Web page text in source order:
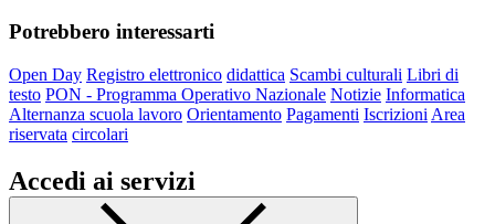
Potrebbero interessarti
Open Day Registro elettronico didattica Scambi culturali Libri di
testo PON - Programma Operativo Nazionale Notizie Informatica
Alternanza scuola lavoro Orientamento Pagamenti Iscrizioni Area
riservata circolari
Accedi ai servizi